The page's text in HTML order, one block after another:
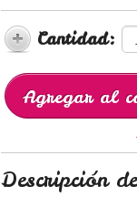
Cantidad:
Descripción